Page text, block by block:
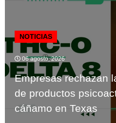
NOTICIAS
06 agosto, 2026
Empresas rechazan
de productos
cáñamo en Texas